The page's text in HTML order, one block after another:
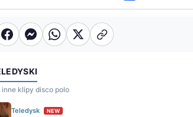
klipy disco polo
Teledysk NEW